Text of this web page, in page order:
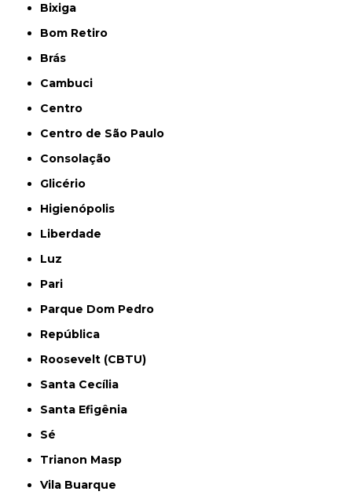
Bixiga
Bom Retiro
Brás
Cambuci
Centro
Centro de São Paulo
Consolação
Glicério
Higienópolis
Liberdade
Luz
Pari
Parque Dom Pedro
República
Roosevelt (CBTU)
Santa Cecília
Santa Efigênia
Sé
Trianon Masp
Vila Buarque